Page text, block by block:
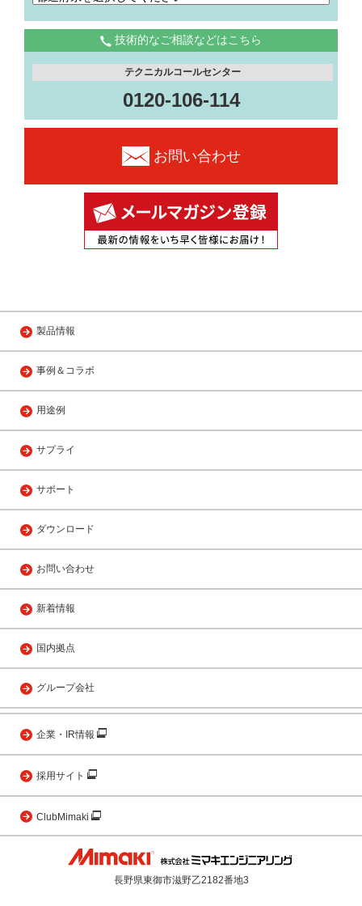
技術的なご相談などはこちら
テクニカルコールセンター
0120-106-114
お問い合わせ
製品情報
事例＆コラボ
用途例
サプライ
サポート
ダウンロード
お問い合わせ
新着情報
国内拠点
グループ会社
企業・IR情報
採用サイト
ClubMimaki
長野県東御市滋野乙2182番地3